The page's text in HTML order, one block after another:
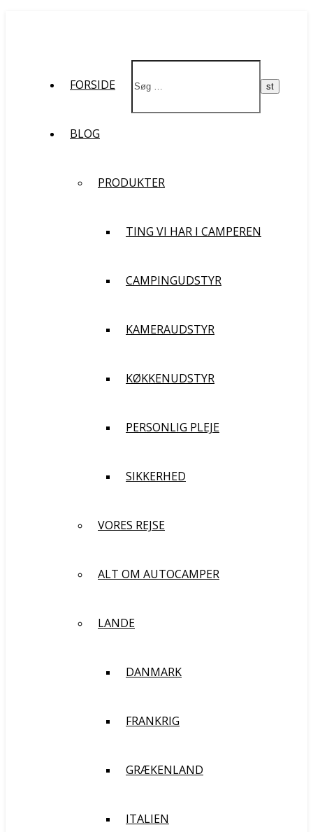
FORSIDE
BLOG
PRODUKTER
TING VI HAR I CAMPEREN
CAMPINGUDSTYR
KAMERAUDSTYR
KØKKENUDSTYR
PERSONLIG PLEJE
SIKKERHED
VORES REJSE
ALT OM AUTOCAMPER
LANDE
DANMARK
FRANKRIG
GRÆKENLAND
ITALIEN